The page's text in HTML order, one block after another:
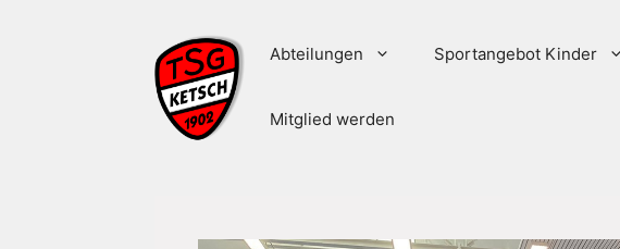
Abteilungen Sportangebot Kinder
Mitglied werden